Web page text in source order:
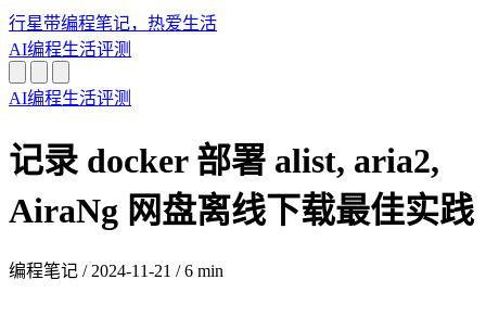
行星带编程笔记，热爱生活
AI编程生活评测
AI编程生活评测
记录 docker 部署 alist, aria2,
AiraNg 网盘离线下载最佳实践
编程笔记 / 2024-11-21 / 6 min